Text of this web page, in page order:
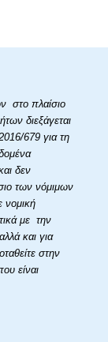
στο πλαίσιο
διεξάγεται
679 για τη
δεν
των νόμιμων
νομική
με την
και για
στην
είναι